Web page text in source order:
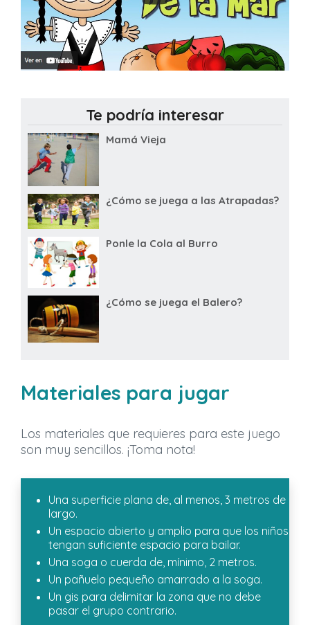
Te podría interesar
Mamá Vieja
¿Cómo se juega a las Atrapadas?
Ponle la Cola al Burro
¿Cómo se juega el Balero?
Materiales para jugar
Los materiales que requieres para este juego
son muy sencillos. ¡Toma nota!
Una superficie plana de, al menos, 3 metros de
largo.
Un espacio abierto y amplio para que los niños
tengan suficiente espacio para bailar.
Una soga o cuerda de, mínimo, 2 metros.
Un pañuelo pequeño amarrado a la soga.
Un gis para delimitar la zona que no debe
pasar el grupo contrario.